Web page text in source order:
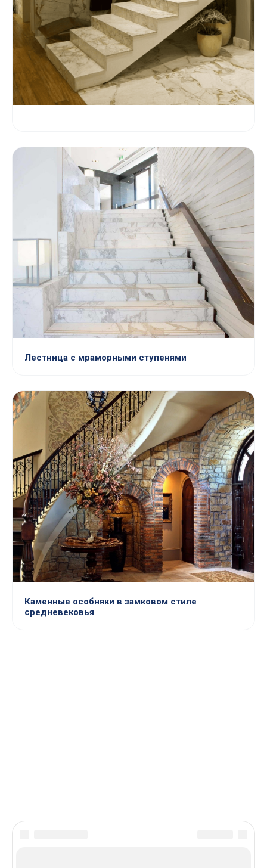
Лестница с мраморными ступенями
Каменные особняки в замковом стиле
средневековья